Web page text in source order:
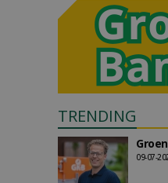
TRENDING
09-07-